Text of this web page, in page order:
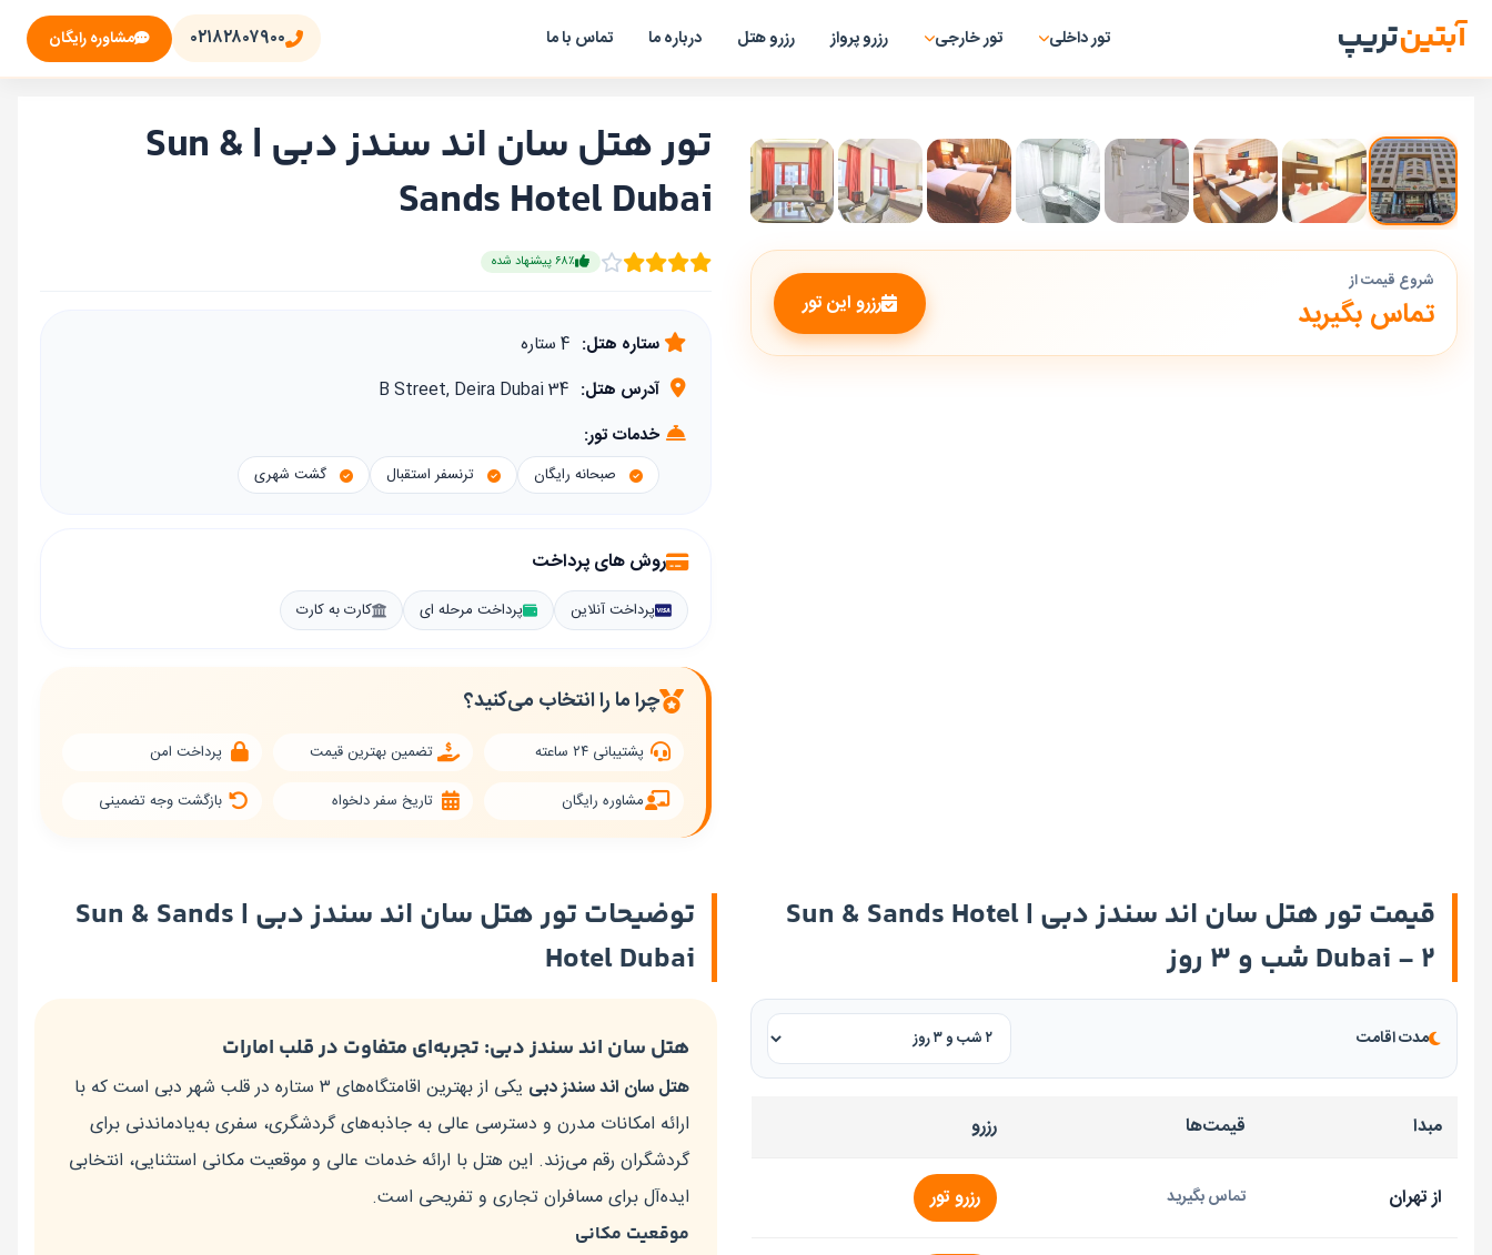
آبتینتریپ تور داخلی تور خارجی رزرو پرواز رزرو هتل درباره ما تماس با ما ۰۲۱۸۲۸۰۷۹۰۰ مشاوره رایگان
شروع قیمت از
تماس بگیرید رزرو این تور
قیمت تور هتل سان اند سندز دبی | Sun & Sands Hotel
Dubai - ۲ شب و ۳ روز
مدت اقامت
مبدا قیمت‌ها رزرو
از تهران تماس بگیرید رزرو تور
تور هتل سان اند سندز دبی | Sun &
Sands Hotel Dubai
۶۸٪ پیشنهاد شده
ستاره هتل:
آدرس هتل:
خدمات تور:
صبحانه رایگان ترنسفر استقبال گشت شهری
روش های پرداخت
پرداخت آنلاین پرداخت مرحله ای کارت به کارت
چرا ما را انتخاب می‌کنید؟
پشتیبانی ۲۴ ساعته تضمین بهترین قیمت
پرداخت امن
مشاوره رایگان
تاریخ سفر دلخواه بازگشت وجه تضمینی
توضیحات تور هتل سان اند سندز دبی | Sun & Sands
Hotel Dubai
هتل سان اند سندز دبی: تجربه‌ای متفاوت در قلب امارات
هتل سان اند سندز دبی
یکی از بهترین اقامتگاه‌های ۳ ستاره در قلب شهر دبی است که با
ارائه امکانات مدرن و دسترسی عالی به جاذبه‌های گردشگری، سفری به‌یادماندنی برای
گردشگران رقم می‌زند. این هتل با ارائه خدمات عالی و موقعیت مکانی استثنایی، انتخابی
ایده‌آل برای مسافران تجاری و تفریحی است.
موقعیت مکانی